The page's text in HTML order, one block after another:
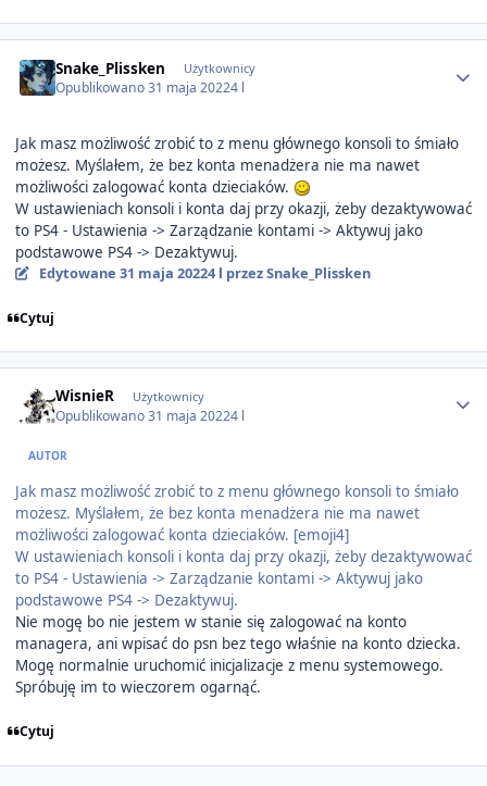
Snake_Plissken Użytkownicy
Opublikowano31 maja 20224 l
Jak masz możliwość zrobić to z menu głównego konsoli to śmiało
możesz. Myślałem, że bez konta menadżera nie ma nawet
możliwości zalogować konta dzieciaków.
W ustawieniach konsoli i konta daj przy okazji, żeby dezaktywować
to PS4 - Ustawienia -> Zarządzanie kontami -> Aktywuj jako
podstawowe PS4 -> Dezaktywuj.
Edytowane 31 maja 20224 l przez Snake_Plissken
Cytuj
WisnieR Użytkownicy
Opublikowano31 maja 20224 l
AUTOR
Jak masz możliwość zrobić to z menu głównego konsoli to śmiało
możesz. Myślałem, że bez konta menadżera nie ma nawet
możliwości zalogować konta dzieciaków. [emoji4]
W ustawieniach konsoli i konta daj przy okazji, żeby dezaktywować
to PS4 - Ustawienia -> Zarządzanie kontami -> Aktywuj jako
podstawowe PS4 -> Dezaktywuj.
Nie mogę bo nie jestem w stanie się zalogować na konto
managera, ani wpisać do psn bez tego właśnie na konto dziecka.
Mogę normalnie uruchomić inicjalizacje z menu systemowego.
Spróbuję im to wieczorem ogarnąć.
Cytuj